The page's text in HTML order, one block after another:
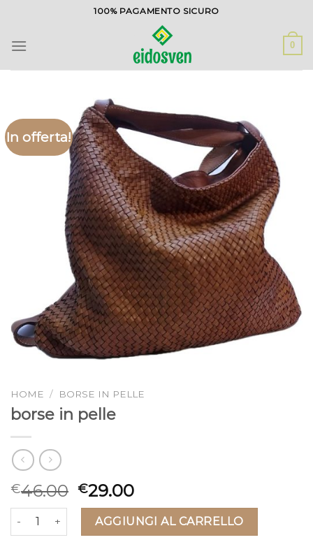
contenuti
100% PAGAMENTO SICURO
0
In offerta!
HOME / BORSE IN PELLE
borse in pelle
€46.00 €29.00
borse in pelle quantitàAGGIUNGI AL CARRELLO